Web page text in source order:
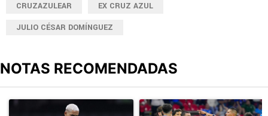
CRUZAZULEAR
EX CRUZ AZUL
JULIO CÉSAR DOMÍNGUEZ
NOTAS RECOMENDADAS
Un artículo de tendencia con el título "Revelan un detalle clave
Un artículo de tendencia con el